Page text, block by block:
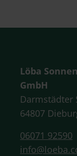
Löba
GmbH
Darmstädter
64807
06071 92590